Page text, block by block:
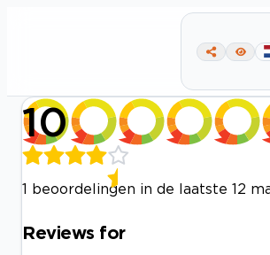
10
1 beoordelingen in de laatste 12
Reviews for